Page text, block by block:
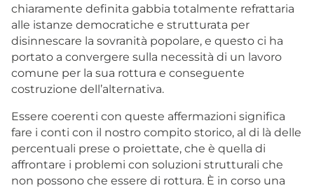
chiaramente definita gabbia totalmente refrattaria
alle istanze democratiche e strutturata per
disinnescare la sovranità popolare, e questo ci ha
portato a convergere sulla necessità di un lavoro
comune per la sua rottura e conseguente
costruzione dell’alternativa.
Essere coerenti con queste affermazioni significa
fare i conti con il nostro compito storico, al di là delle
percentuali prese o proiettate, che è quella di
affrontare i problemi con soluzioni strutturali che
non possono che essere di rottura. È in corso una